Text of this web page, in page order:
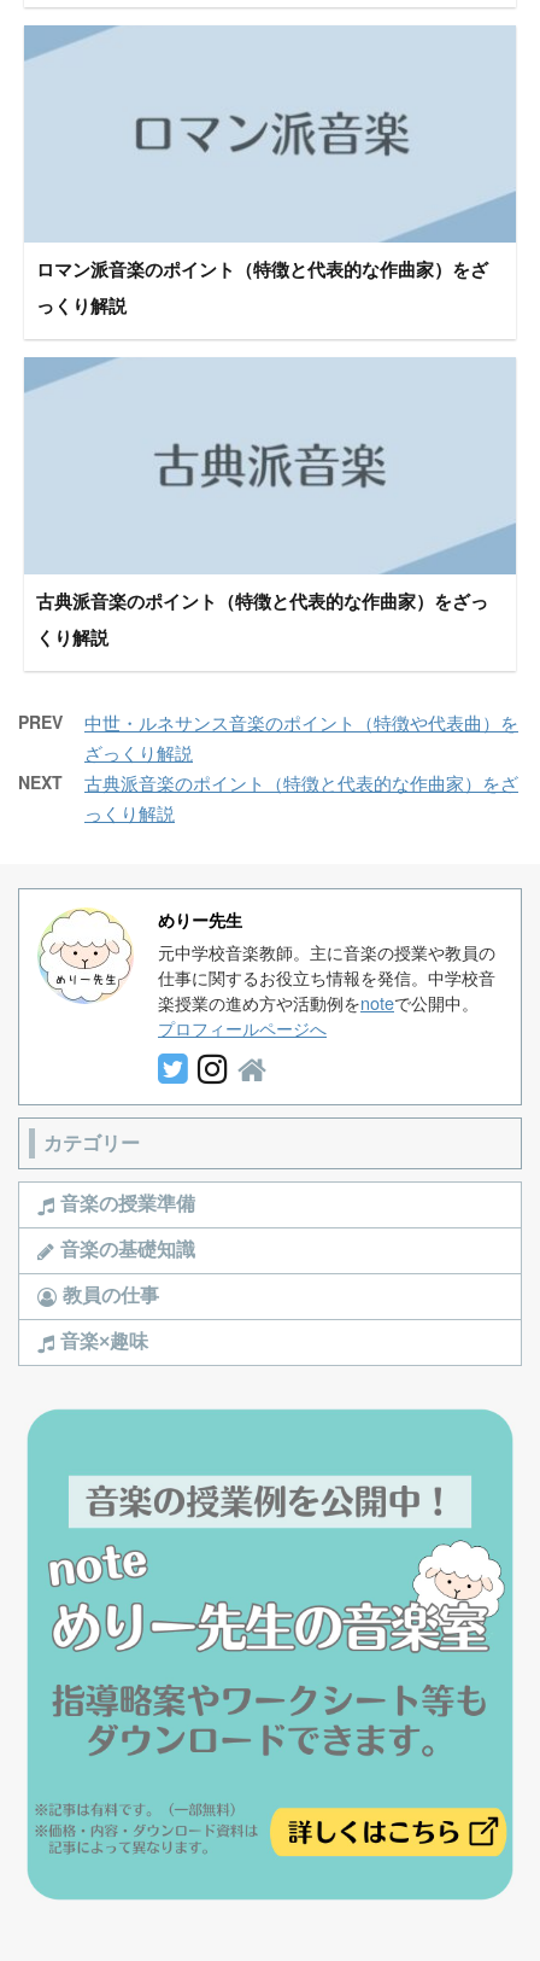
ロマン派音楽のポイント（特徴と代表的な作曲家）をざ
っくり解説
古典派音楽のポイント（特徴と代表的な作曲家）をざっ
くり解説
PREV
中世・ルネサンス音楽のポイント（特徴や代表曲）を
ざっくり解説
NEXT
古典派音楽のポイント（特徴と代表的な作曲家）をざ
っくり解説
めりー先生
元中学校音楽教師。主に音楽の授業や教員の
仕事に関するお役立ち情報を発信。中学校音
楽授業の進め方や活動例をnoteで公開中。
プロフィールページへ
カテゴリー
音楽の授業準備
音楽の基礎知識
教員の仕事
音楽×趣味